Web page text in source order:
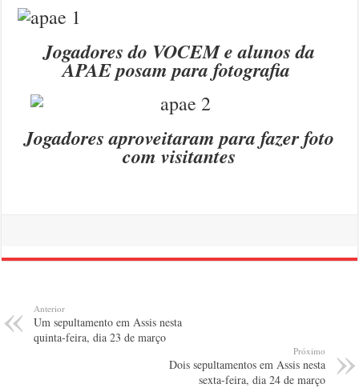
Jogadores do VOCEM e alunos da
APAE posam para fotografia
Jogadores aproveitaram para fazer foto
com visitantes
Anterior
Um sepultamento em Assis nesta
quinta-feira, dia 23 de março
Próximo
Dois sepultamentos em Assis nesta
sexta-feira, dia 24 de março